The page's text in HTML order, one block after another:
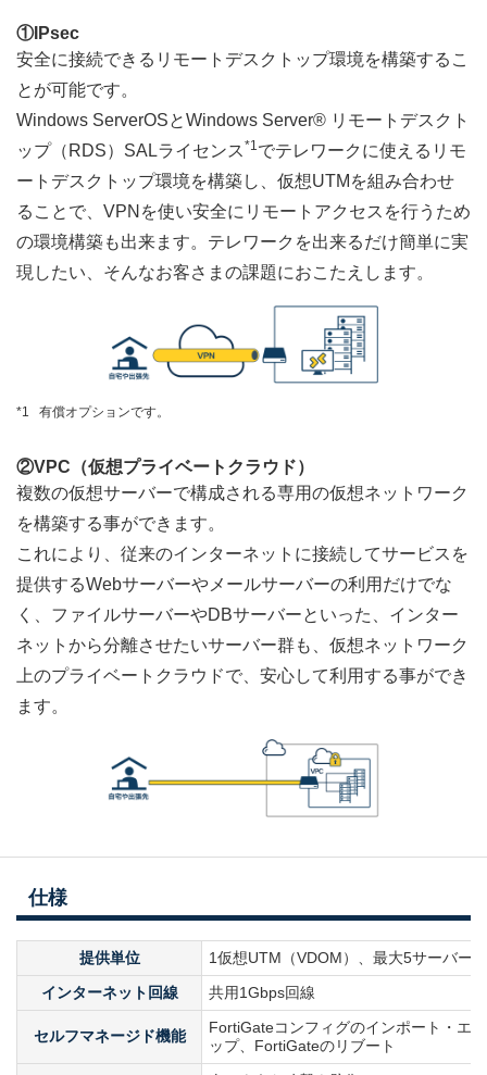
①IPsec
安全に接続できるリモートデスクトップ環境を構築するこ
とが可能です。
Windows ServerOSとWindows Server® リモートデスクト
ップ（RDS）SALライセンス*1でテレワークに使えるリモ
ートデスクトップ環境を構築し、仮想UTMを組み合わせ
ることで、VPNを使い安全にリモートアクセスを行うため
の環境構築も出来ます。テレワークを出来るだけ簡単に実
現したい、そんなお客さまの課題におこたえします。
*1 有償オプションです。
②VPC（仮想プライベートクラウド）
複数の仮想サーバーで構成される専用の仮想ネットワーク
を構築する事ができます。
これにより、従来のインターネットに接続してサービスを
提供するWebサーバーやメールサーバーの利用だけでな
く、ファイルサーバーやDBサーバーといった、インター
ネットから分離させたいサーバー群も、仮想ネットワーク
上のプライベートクラウドで、安心して利用する事ができ
ます。
仕様
提供単位
1仮想UTM（VDOM）、最大5サーバー
インターネット回線
共用1Gbps回線
セルフマネージド機能
FortiGateコンフィグのインポート・エ
ップ、FortiGateのリブート